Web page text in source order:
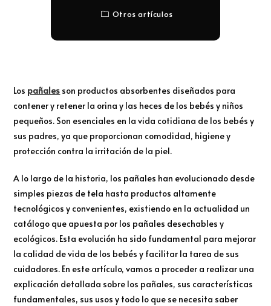
Otros artículos
Los pañales son productos absorbentes diseñados para
contener y retener la orina y las heces de los bebés y niños
pequeños. Son esenciales en la vida cotidiana de los bebés y
sus padres, ya que proporcionan comodidad, higiene y
protección contra la irritación de la piel.
A lo largo de la historia, los pañales han evolucionado desde
simples piezas de tela hasta productos altamente
tecnológicos y convenientes, existiendo en la actualidad un
catálogo que apuesta por los pañales desechables y
ecológicos. Esta evolución ha sido fundamental para mejorar
la calidad de vida de los bebés y facilitar la tarea de sus
cuidadores. En este artículo, vamos a proceder a realizar una
explicación detallada sobre los pañales, sus características
fundamentales, sus usos y todo lo que se necesita saber